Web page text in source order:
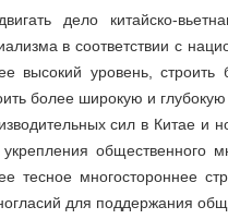
дело китайско-
в соответствии с
высокий уровень, строить
более широкую и
сил в Китае и
укрепления общественного
тесное многостороннее
для поддержания